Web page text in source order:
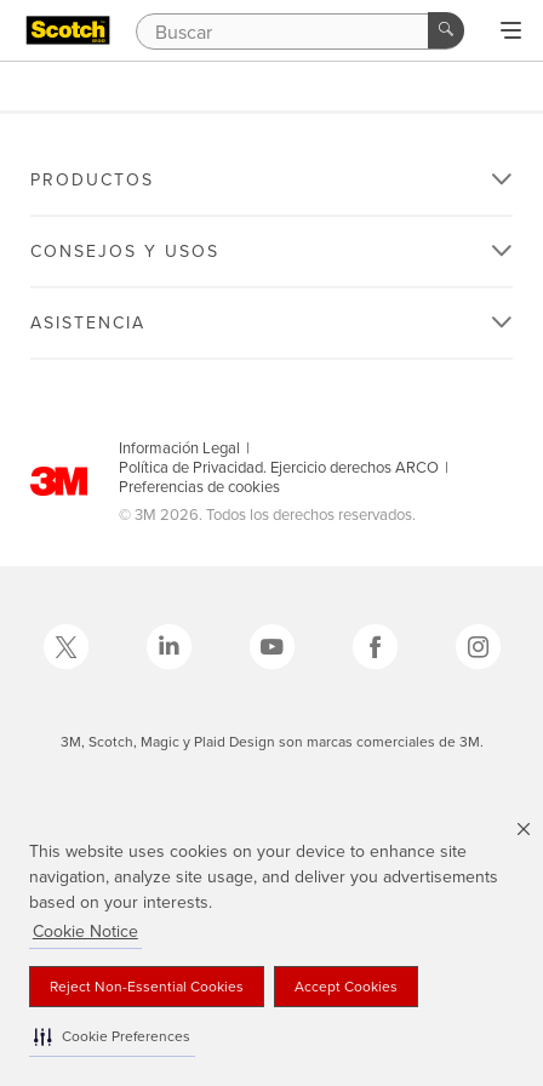
This website uses cookies on your device to enhance site
navigation, analyze site usage, and deliver you advertisements
based on your interests.
Cookie Notice
Reject Non-Essential Cookies Accept Cookies
Cookie Preferences
PRODUCTOS
CONSEJOS Y USOS
ASISTENCIA
Información Legal |
Política de Privacidad. Ejercicio derechos ARCO |
Preferencias de cookies
© 3M 2026. Todos los derechos reservados.
3M, Scotch, Magic y Plaid Design son marcas comerciales de 3M.